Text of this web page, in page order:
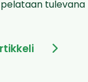
tulevana